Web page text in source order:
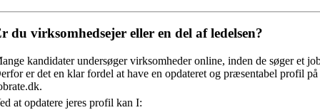
du virksomhedsejer eller en del af ledelsen?
kandidater undersøger virksomheder online, inden de søger et
er det en klar fordel at have en opdateret og præsentabel profil på
at opdatere jeres profil kan I: